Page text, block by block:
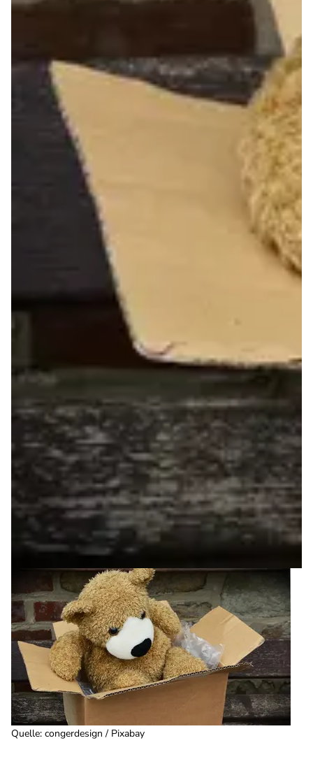
Quelle: congerdesign / Pixabay